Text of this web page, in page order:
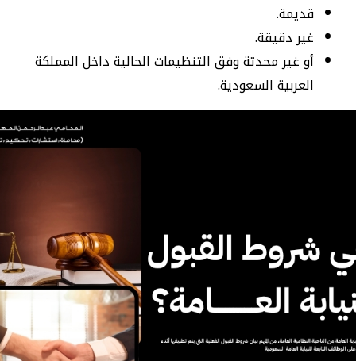
قديمة.
غير دقيقة.
أو غير محدثة وفق التنظيمات الحالية داخل المملكة
العربية السعودية.